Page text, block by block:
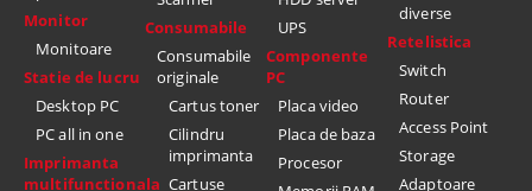
Monitor
Monitoare
Statie de lucru
Desktop PC
PC all in one
Imprimanta
multifunctionala
Consumabile
Consumabile
originale
Cartus toner
Cilindru
imprimanta
Cartuse
UPS
Componente
PC
Placa video
Placa de baza
Procesor
diverse
Retelistica
Switch
Router
Access Point
Storage
Adaptoare